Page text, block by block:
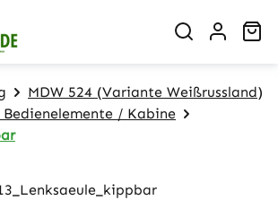
MDW 524 (Variante Weißrussland)
/ Kabine